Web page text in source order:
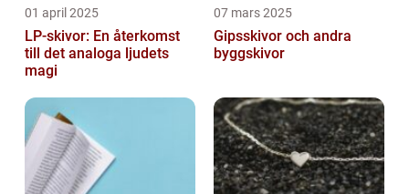
01 april 2025
LP-skivor: En återkomst
till det analoga ljudets
magi
07 mars 2025
Gipsskivor och andra
byggskivor